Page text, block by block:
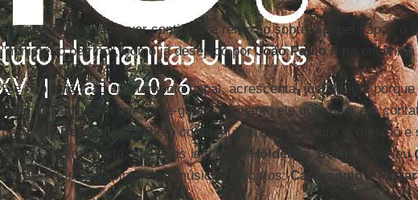
Bergogliotambém quer continuar a reflexão sobre o papel papal, o
"ministério petrino", como já desejado porJoão Paulo II na encíclica
Ele não quis ir ao apartamento papal, acrescenta, justamente
onde se entra com um conta-gotas, enquanto ele quer ficar em
pessoas.Bergoglio
também conta muitas coisas sobre si mesmo e
gostos na entrevista, das suas leituras –Hölderlin,Borges , ele leu
vezes – aos seus pintores e músicos favoritos:Caravaggioe